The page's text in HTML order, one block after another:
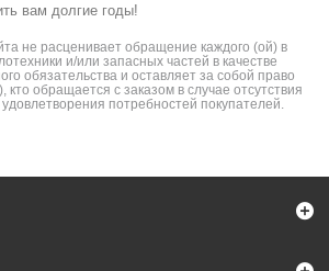
вам долгие годы!
не расценивает обращение каждого (ой) в
и/или запасных частей в качестве
обязательства и оставляет за собой право
кто обращается с заказом в случае отсутствия
потребностей покупателей.